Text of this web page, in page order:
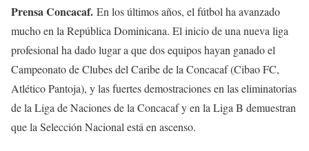
Prensa Concacaf. En los últimos años, el fútbol ha avanzado
mucho en la República Dominicana. El inicio de una nueva liga
profesional ha dado lugar a que dos equipos hayan ganado el
Campeonato de Clubes del Caribe de la Concacaf (Cibao FC,
Atlético Pantoja), y las fuertes demostraciones en las eliminatorias
de la Liga de Naciones de la Concacaf y en la Liga B demuestran
que la Selección Nacional está en ascenso.